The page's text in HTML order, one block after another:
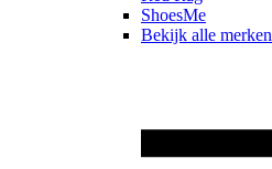
ShoesMe
Bekijk alle merken